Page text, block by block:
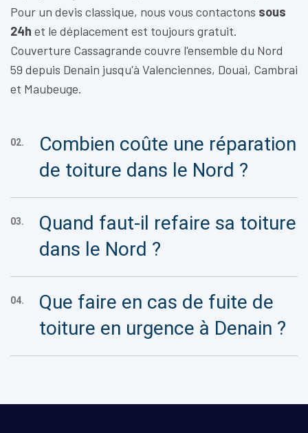
Pour un devis classique, nous vous contactons sous
24h et le déplacement est toujours gratuit.
Couverture Cassagrande couvre l'ensemble du Nord
59 depuis Denain jusqu'à Valenciennes, Douai, Cambrai
et Maubeuge.
02.
Combien coûte une réparation
de toiture dans le Nord ?
03.
Quand faut-il refaire sa toiture
dans le Nord ?
04.
Que faire en cas de fuite de
toiture en urgence à Denain ?